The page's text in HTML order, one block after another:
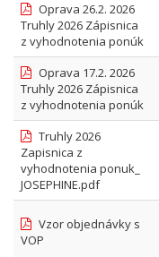
Oprava 26.2. 2026
Truhly 2026 Zápisnica
z vyhodnotenia ponúk
Oprava 17.2. 2026
Truhly 2026 Zápisnica
z vyhodnotenia ponúk
Truhly 2026
Zapisnica z
vyhodnotenia ponuk_
JOSEPHINE.pdf
Vzor objednávky s
VOP